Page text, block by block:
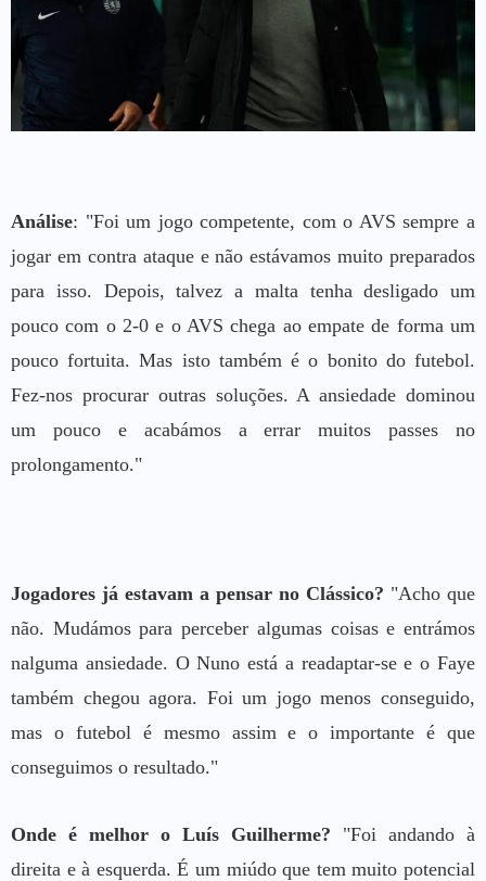
Análise: "Foi um jogo competente, com o AVS sempre a
jogar em contra ataque e não estávamos muito preparados
para isso. Depois, talvez a malta tenha desligado um
pouco com o 2-0 e o AVS chega ao empate de forma um
pouco fortuita. Mas isto também é o bonito do futebol.
Fez-nos procurar outras soluções. A ansiedade dominou
um pouco e acabámos a errar muitos passes no
prolongamento."
Jogadores já estavam a pensar no Clássico? "Acho que
não. Mudámos para perceber algumas coisas e entrámos
nalguma ansiedade. O Nuno está a readaptar-se e o Faye
também chegou agora. Foi um jogo menos conseguido,
mas o futebol é mesmo assim e o importante é que
conseguimos o resultado."
Onde é melhor o Luís Guilherme? "Foi andando à
direita e à esquerda. É um miúdo que tem muito potencial